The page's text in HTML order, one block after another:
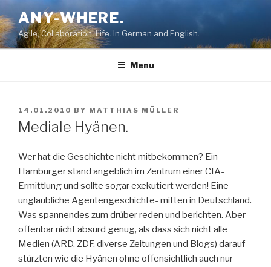
Skip
to
content
ANY-WHERE.
Agile, Collaboration, Life. In German and English.
Menu
POSTED
ON
14.01.2010 BY MATTHIAS MÜLLER
Mediale Hyänen.
Wer hat die Geschichte nicht mitbekommen? Ein
Hamburger stand angeblich im Zentrum einer CIA-
Ermittlung und sollte sogar exekutiert werden! Eine
unglaubliche Agentengeschichte- mitten in Deutschland.
Was spannendes zum drüber reden und berichten. Aber
offenbar nicht absurd genug, als dass sich nicht alle
Medien (ARD, ZDF, diverse Zeitungen und Blogs) darauf
stürzten wie die Hyänen ohne offensichtlich auch nur